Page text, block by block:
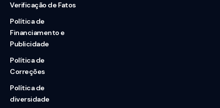
Verificação de Fatos
Política de
Financiamento e
Publicidade
Política de
Correções
Política de
diversidade